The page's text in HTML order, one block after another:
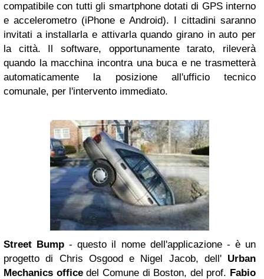
compatibile con tutti gli smartphone dotati di GPS interno
e accelerometro (iPhone e Android). I cittadini saranno
invitati a installarla e attivarla quando girano in auto per
la città. Il software, opportunamente tarato, rileverà
quando la macchina incontra una buca e ne trasmetterà
automaticamente la posizione all'ufficio tecnico
comunale, per l'intervento immediato.
Street Bump - questo il nome dell'applicazione - è un
progetto di Chris Osgood e Nigel Jacob, dell' Urban
Mechanics officedel Comune di Boston, del prof. Fabio